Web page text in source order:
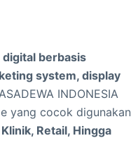
berbasis
system, display
INDONESIA
yang cocok digunakan
Retail, Hingga